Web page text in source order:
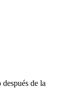
de la